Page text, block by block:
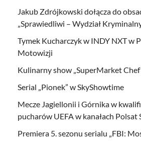
Jakub Zdrójkowski dołącza do
„Sprawiedliwi – Wydział
Tymek Kucharczyk w INDY NXT w
Motowizji
Kulinarny show „SuperMarket
Serial „Pionek” w SkyShowtime
Mecze Jagiellonii i Górnika w
pucharów UEFA w kanałach Polsat
Premiera 5. sezonu serialu „FBI: